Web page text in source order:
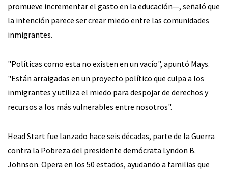
promueve incrementar el gasto en la educación—, señaló que
la intención parece ser crear miedo entre las comunidades
inmigrantes.
"Políticas como esta no existen en un vacío", apuntó Mays.
"Están arraigadas en un proyecto político que culpa a los
inmigrantes y utiliza el miedo para despojar de derechos y
recursos a los más vulnerables entre nosotros".
Head Start fue lanzado hace seis décadas, parte de la Guerra
contra la Pobreza del presidente demócrata Lyndon B.
Johnson. Opera en los 50 estados, ayudando a familias que